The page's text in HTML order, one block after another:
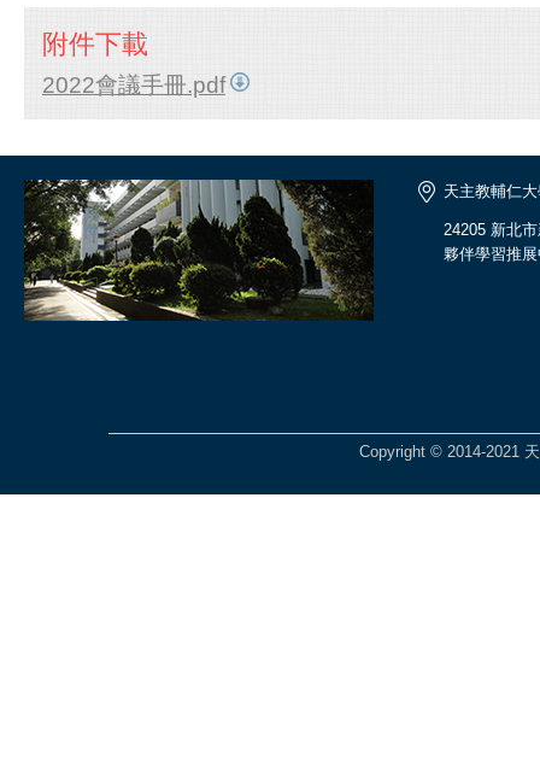
附件下載
2022會議手冊.pdf
天主教輔仁
24205 新北
夥伴學習推
Copyright © 2014-2021